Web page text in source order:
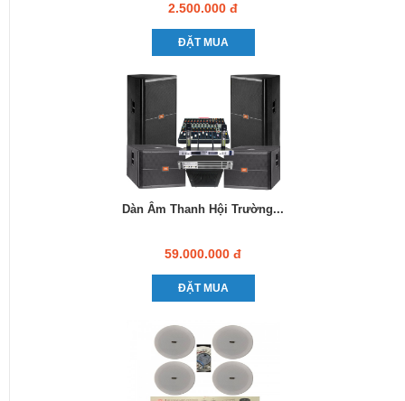
2.500.000 đ
ĐẶT MUA
Dàn Âm Thanh Hội Trường...
59.000.000 đ
ĐẶT MUA